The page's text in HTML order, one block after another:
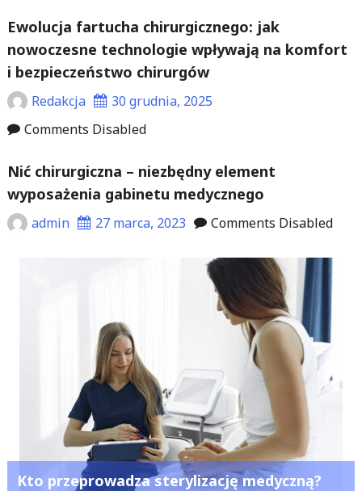
Ewolucja fartucha chirurgicznego: jak
nowoczesne technologie wpływają na komfort
i bezpieczeństwo chirurgów
Redakcja
30 grudnia, 2025
Comments Disabled
Nić chirurgiczna – niezbędny element
wyposażenia gabinetu medycznego
admin 27 marca, 2023 Comments Disabled
Kto przeprowadza sterylizację medyczną?